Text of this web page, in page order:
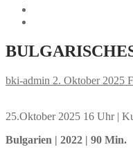
bki-admin 2. Oktober 2025
25.Oktober 2025 16 Uhr |
Bulgarien | 2022 | 90 Min.